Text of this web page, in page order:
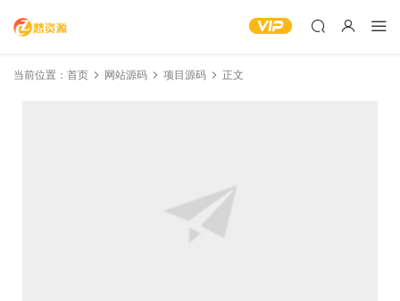
当前位置： 首页 网站源码 项目源码 正文